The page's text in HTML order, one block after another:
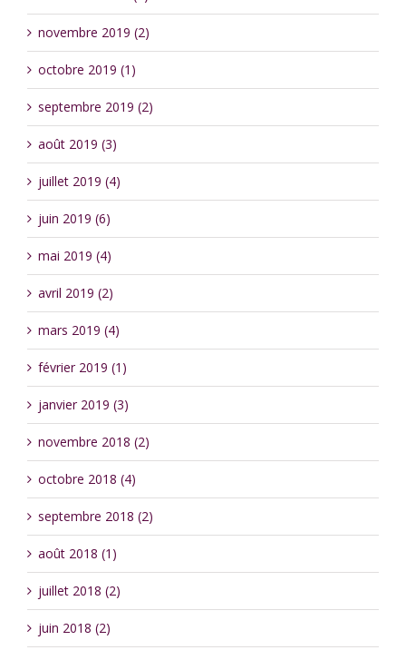
novembre 2019 (2)
octobre 2019 (1)
septembre 2019 (2)
août 2019 (3)
juillet 2019 (4)
juin 2019 (6)
mai 2019 (4)
avril 2019 (2)
mars 2019 (4)
février 2019 (1)
janvier 2019 (3)
novembre 2018 (2)
octobre 2018 (4)
septembre 2018 (2)
août 2018 (1)
juillet 2018 (2)
juin 2018 (2)